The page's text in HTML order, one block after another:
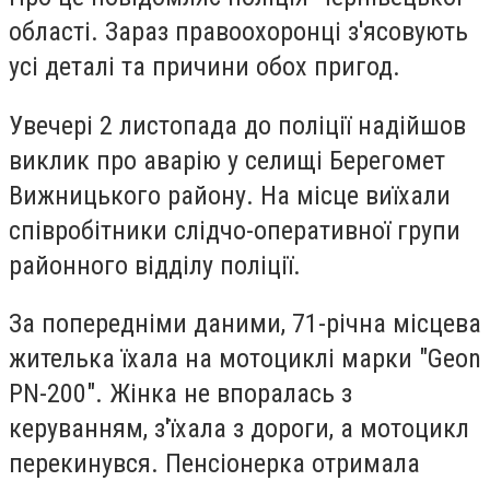
області. Зараз правоохоронці з'ясовують
усі деталі та причини обох пригод.
Увечері 2 листопада до поліції надійшов
виклик про аварію у селищі Берегомет
Вижницького району. На місце виїхали
співробітники слідчо-оперативної групи
районного відділу поліції.
За попередніми даними, 71-річна місцева
жителька їхала на мотоциклі марки "Geon
РN-200". Жінка не впоралась з
керуванням, з'їхала з дороги, а мотоцикл
перекинувся. Пенсіонерка отримала